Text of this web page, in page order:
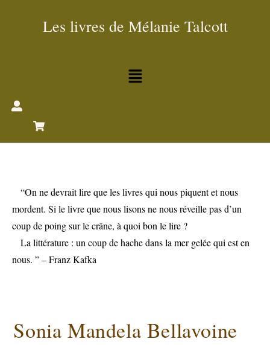
Les livres de Mélanie Talcott
“On ne devrait lire que les livres qui nous piquent et nous
mordent. Si le livre que nous lisons ne nous réveille pas d’un
coup de poing sur le crâne, à quoi bon le lire ?
La littérature : un coup de hache dans la mer gelée qui est en
nous. ” – Franz Kafka
Sonia Mandela Bellavoine